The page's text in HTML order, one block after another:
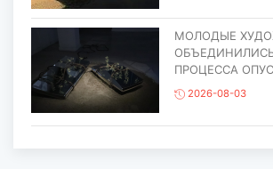
МОЛОДЫЕ
ПРОЦЕССА
2026-08-03